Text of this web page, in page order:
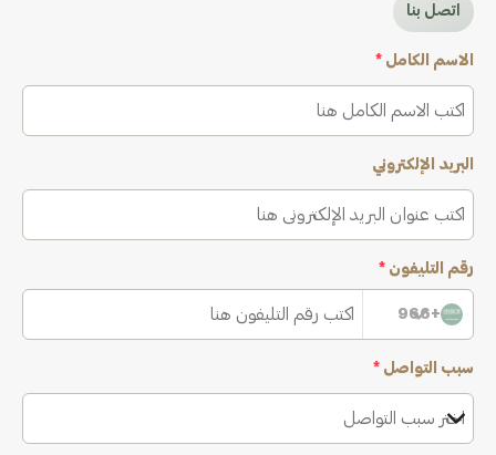
اتصل بنا
الاسم الكامل *
البريد الإلكتروني
رقم التليفون *
+966
سبب التواصل *
اختر سبب التواصل